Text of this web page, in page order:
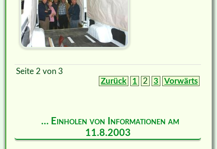
Seite 2 von 3
Zurück
1 2 3 Vorwärts
… Einholen von Informationen am
11.8.2003